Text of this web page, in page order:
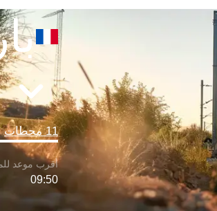
11 محطات
09:50